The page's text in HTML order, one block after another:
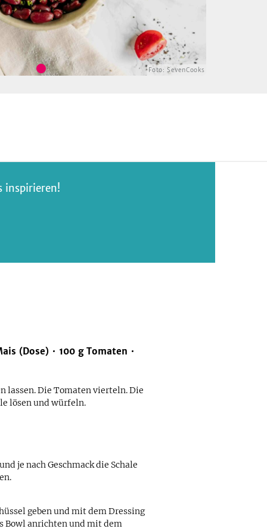
Foto: SevenCooks
inspirieren!
(Dose) 100 g Tomaten
lassen. Die Tomaten vierteln. Die
lösen und würfeln.
je nach Geschmack die Schale
geben und mit dem Dressing
Bowl anrichten und mit dem